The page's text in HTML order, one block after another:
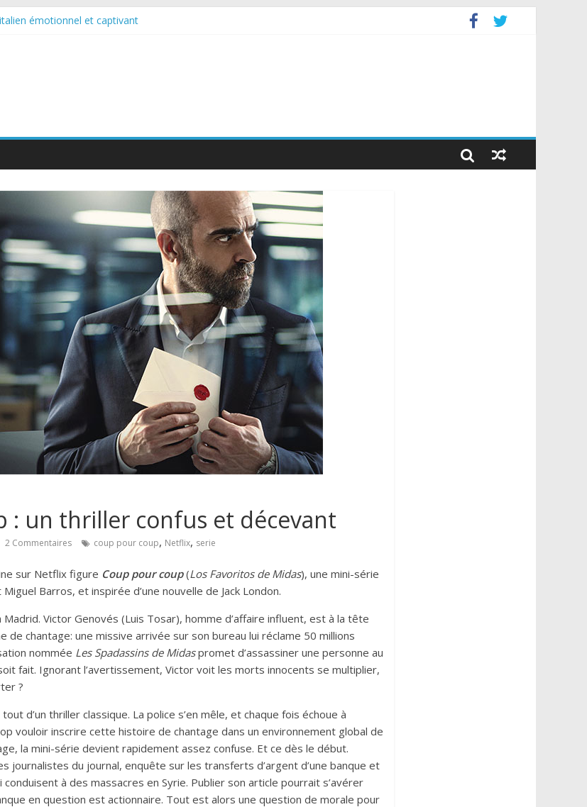
émotionnel et captivant
: un thriller confus et décevant
2 Commentaires coup pour coup, Netflix, serie
sur Netflix figure Coup pour coup(Los Favoritos de Midas), une mini-série
Barros, et inspirée d’une nouvelle de Jack London.
Madrid. Victor Genovés (Luis Tosar), homme d’affaire influent, est à la tête
de chantage: une missive arrivée sur son bureau lui réclame 50 millions
nommée Les Spadassins de Midaspromet d’assassiner une personne au
fait. Ignorant l’avertissement, Victor voit les morts innocents se multiplier,
?
d’un thriller classique. La police s’en mêle, et chaque fois échoue à
vouloir inscrire cette histoire de chantage dans un environnement global de
la mini-série devient rapidement assez confuse. Et ce dès le début.
journalistes du journal, enquête sur les transferts d’argent d’une banque et
à des massacres en Syrie. Publier son article pourrait s’avérer
en question est actionnaire. Tout est alors une question de morale pour